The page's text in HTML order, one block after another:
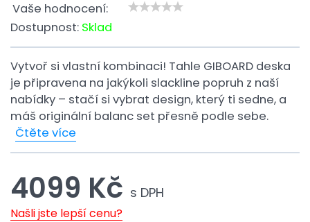
Vaše hodnocení:
Dostupnost: Sklad
Vytvoř si vlastní kombinaci! Tahle GIBOARD deska
je připravena na jakýkoli slackline popruh z naší
nabídky – stačí si vybrat design, který ti sedne, a
máš originální balanc set přesně podle sebe.
Čtěte více
4099 Kč s DPH
Našli jste lepší cenu?